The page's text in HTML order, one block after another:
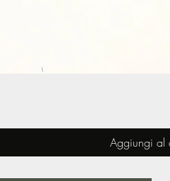
Aggiungi al